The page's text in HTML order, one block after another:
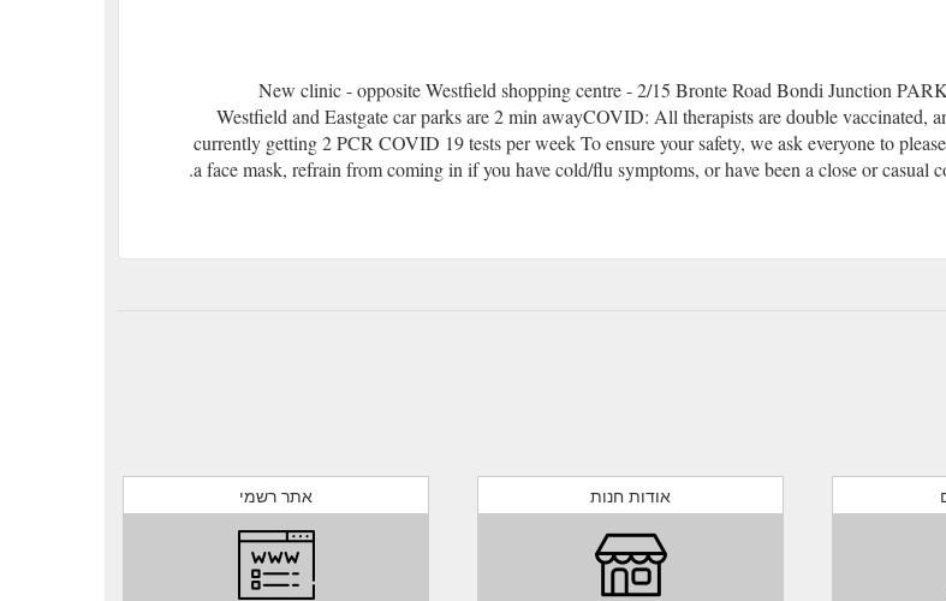
New clinic - opposite Westfield shopping centre - 2/15 Bronte Road Bondi Junction
Westfield and Eastgate car parks are 2 min awayCOVID: All therapists are double vaccinated,
currently getting 2 PCR COVID 19 tests per week To ensure your safety, we ask everyone to
a face mask, refrain from coming in if you have cold/flu symptoms, or have been a close or casual
אתר רשמי אודות חנות